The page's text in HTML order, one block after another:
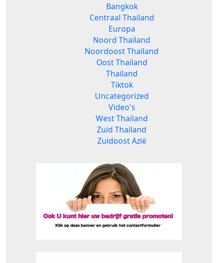
Bangkok
Centraal Thailand
Europa
Noord Thailand
Noordoost Thailand
Oost Thailand
Thailand
Tiktok
Uncategorized
Video's
West Thailand
Zuid Thailand
Zuidoost Azië